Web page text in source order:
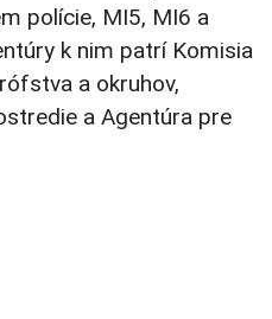
polície, MI5, MI6 a
k nim patrí Komisia
a okruhov,
a Agentúra pre